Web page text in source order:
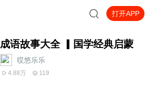
打开APP
成语故事大全 ▎国学经典启蒙
哎悠乐乐
4.88万 119